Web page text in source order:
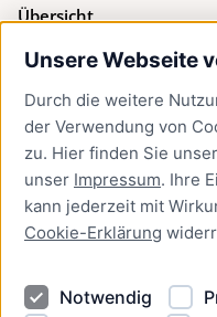
Unsere Webseite
Durch die weitere
der Verwendung von
zu. Hier finden Sie
unser Impressum. Ihre
kann jederzeit mit
Cookie-Erklärung
Notwendig
Übersicht
Bürgerservice
Presse
Newsletter Lübeck:kompakt
Kontakt
Kontakt
Datenschutzhinweise